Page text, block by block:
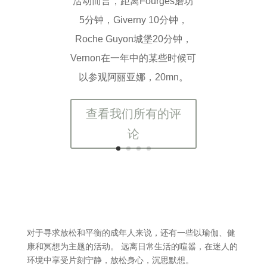
5分钟，Giverny 10分钟，
Roche Guyon城堡20分钟，
Vernon在一年中的某些时候可
以参观阿丽亚娜，20mn。
查看我们所有的评
论
对于寻求放松和平衡的成年人来说，还有一些以瑜伽、健
康和冥想为主题的活动。 远离日常生活的喧嚣，在迷人的
环境中享受片刻宁静，放松身心，沉思默想。